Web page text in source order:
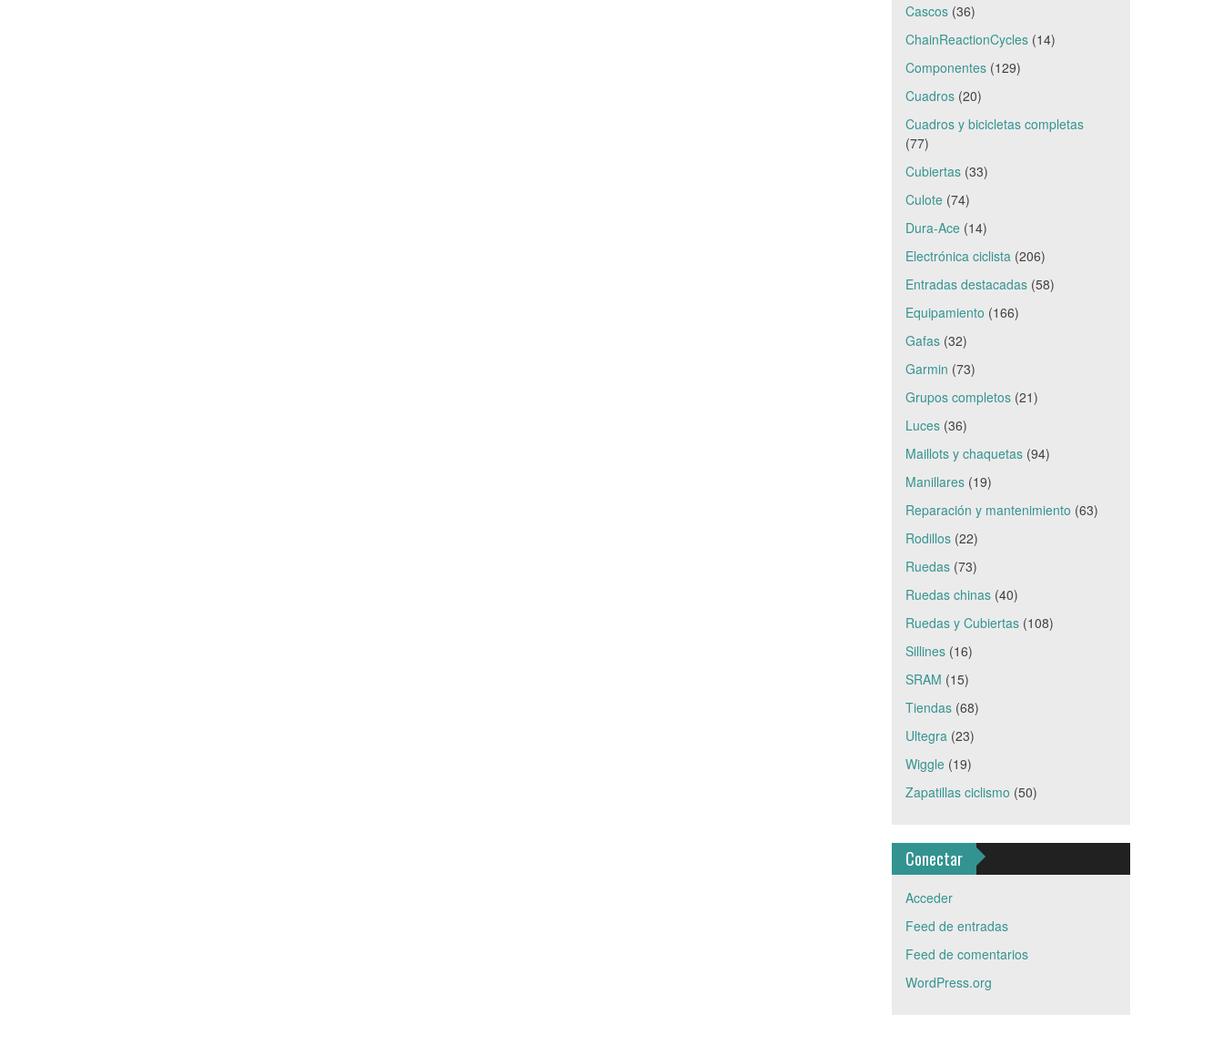
Cascos(36)
ChainReactionCycles(14)
Componentes(129)
Cuadros(20)
Cuadros y bicicletas completas
(77)
Cubiertas(33)
Culote(74)
Dura-Ace(14)
Electrónica ciclista(206)
Entradas destacadas(58)
Equipamiento (166)
Gafas(32)
Garmin (73)
Grupos completos(21)
Luces(36)
Maillots y chaquetas(94)
Manillares(19)
Reparación y mantenimiento (63)
Rodillos(22)
Ruedas(73)
Ruedas chinas(40)
Ruedas y Cubiertas(108)
Sillines(16)
SRAM (15)
Tiendas(68)
Ultegra(23)
Wiggle(19)
Zapatillas ciclismo (50)
Conectar
Acceder
Feed de entradas
Feed de comentarios
WordPress.org